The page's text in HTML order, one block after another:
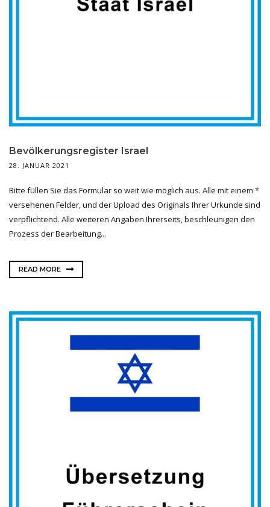
Bevölkerungsregister Israel
28. JANUAR 2021
Bitte füllen Sie das Formular so weit wie möglich aus. Alle mit einem *
versehenen Felder, und der Upload des Originals Ihrer Urkunde sind
verpflichtend. Alle weiteren Angaben Ihrerseits, beschleunigen den
Prozess der Bearbeitung...
READ MORE